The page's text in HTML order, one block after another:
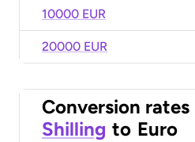
10000 EUR
20000 EUR
Conversion rates
Shilling to Euro